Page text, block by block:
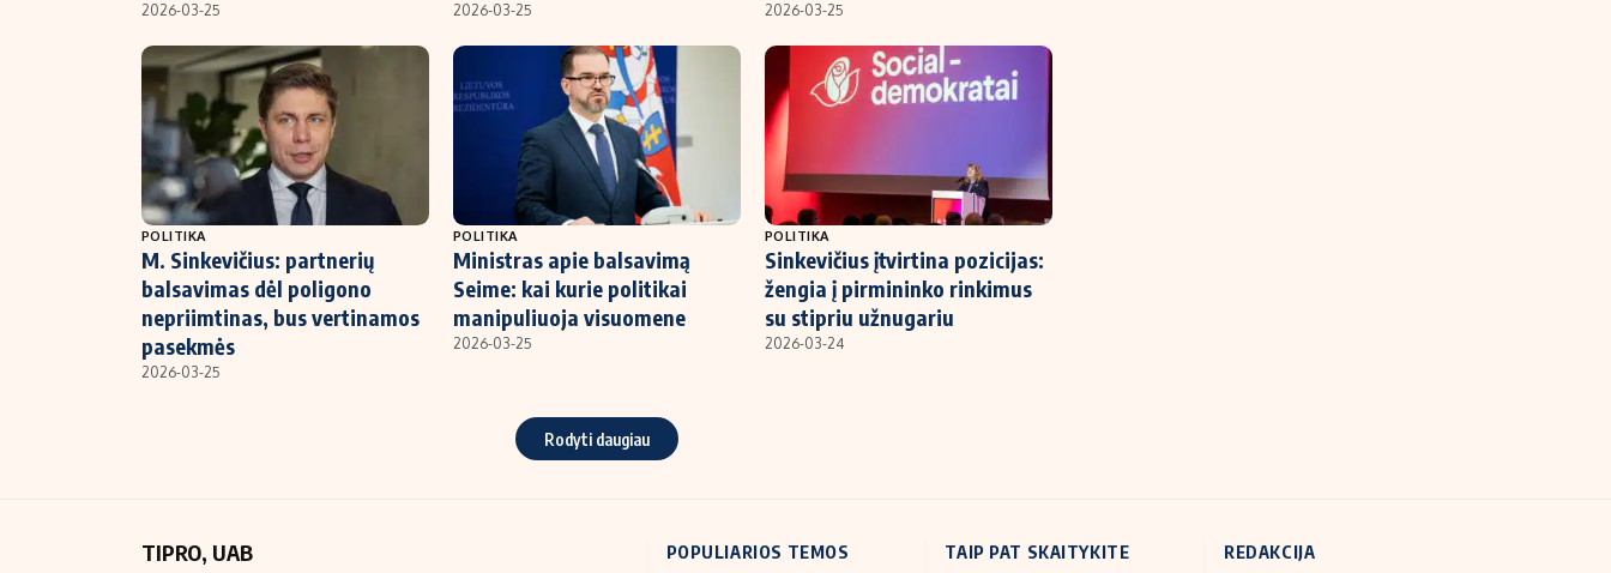
2026-03-25 2026-03-25 2026-03-25
POLITIKA
M. Sinkevičius: partnerių
balsavimas dėl poligono
nepriimtinas, bus vertinamos
pasekmės
2026-03-25
POLITIKA
Ministras apie balsavimą
Seime: kai kurie politikai
manipuliuoja visuomene
2026-03-25
POLITIKA
Sinkevičius įtvirtina pozicijas:
žengia į pirmininko rinkimus
su stipriu užnugariu
2026-03-24
Rodyti daugiau
TIPRO, UAB POPULIARIOS TEMOS TAIP PAT SKAITYKITE REDAKCIJA